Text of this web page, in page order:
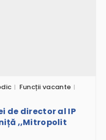
Funcții vacante
de director al IP
,,Mitropolit